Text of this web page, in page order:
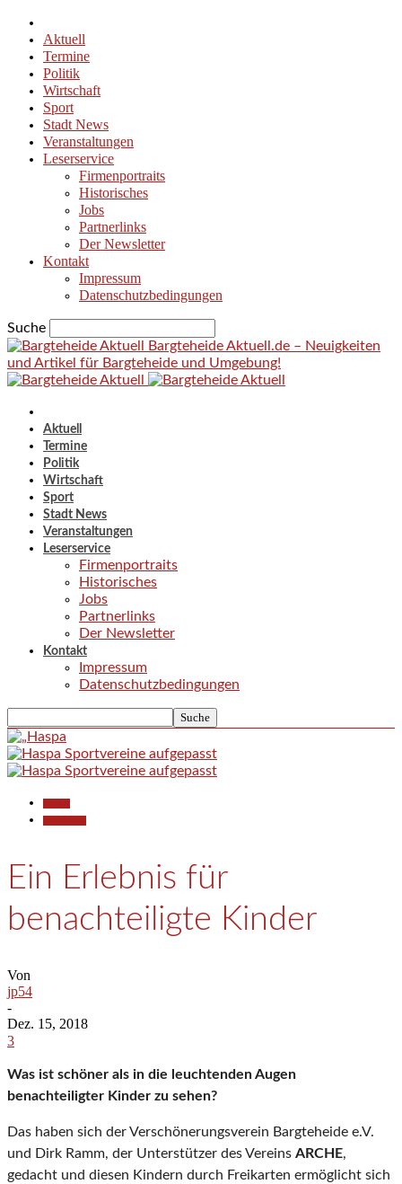
Aktuell
Termine
Politik
Wirtschaft
Sport
Stadt News
Veranstaltungen
Leserservice
Firmenportraits
Historisches
Jobs
Partnerlinks
Der Newsletter
Kontakt
Impressum
Datenschutzbedingungen
Suche
Bargteheide Aktuell.de – Neuigkeiten
und Artikel für Bargteheide und Umgebung!
Aktuell
Termine
Politik
Wirtschaft
Sport
Stadt News
Veranstaltungen
Leserservice
Firmenportraits
Historisches
Jobs
Partnerlinks
Der Newsletter
Kontakt
Impressum
Datenschutzbedingungen
Ein Erlebnis für
benachteiligte Kinder
Von
jp54
-
Dez. 15, 2018
3
Was ist schöner als in die leuchtenden Augen
benachteiligter Kinder zu sehen?
Das haben sich der Verschönerungsverein Bargteheide e.V.
und Dirk Ramm, der Unterstützer des Vereins ARCHE,
gedacht und diesen Kindern durch Freikarten ermöglicht sich